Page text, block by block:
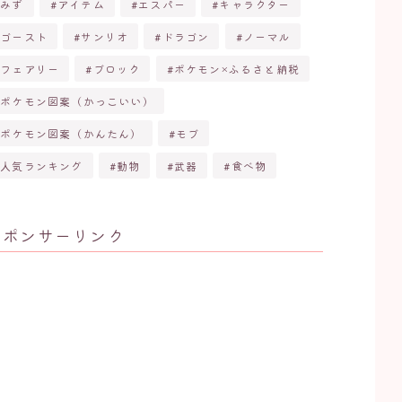
みず アイテム エスパー キャラクター
ゴースト サンリオ ドラゴン ノーマル
フェアリー ブロック ポケモン×ふるさと納税
ポケモン図案（かっこいい）
ポケモン図案（かんたん） モブ
人気ランキング 動物 武器 食べ物
ンサーリンク